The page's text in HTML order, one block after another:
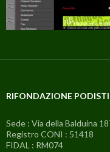
RIFONDAZIONE
Sede : Via della Balduina
Registro CONI : 51418
FIDAL : RM074